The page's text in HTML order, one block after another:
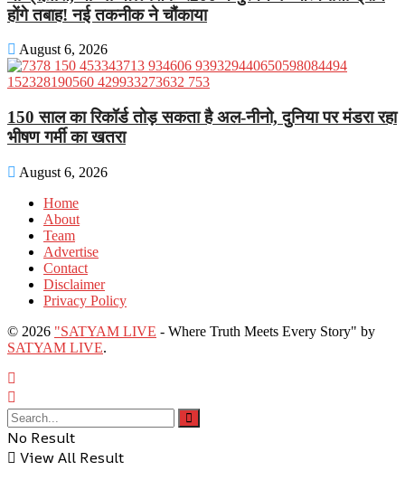
होंगे तबाह! नई तकनीक ने चौंकाया
August 6, 2026
150 साल का रिकॉर्ड तोड़ सकता है अल-नीनो, दुनिया पर मंडरा रहा
भीषण गर्मी का खतरा
August 6, 2026
Home
About
Team
Advertise
Contact
Disclaimer
Privacy Policy
© 2026 "SATYAM LIVE - Where Truth Meets Every Story" by
SATYAM LIVE.
No Result
View All Result